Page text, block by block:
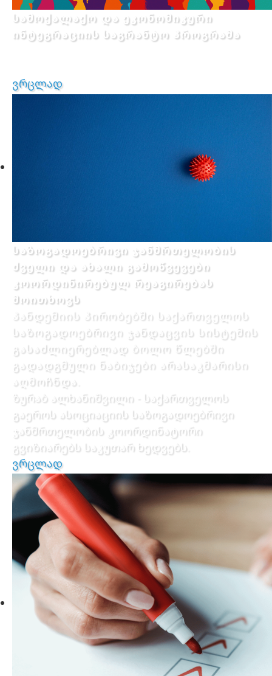
სამოქალაქო და ეკონომიკური
ინტეგრაციის საგრანტო პროგრამა
ვრცლად
საზოგადოებრივი ჯანმრთელობის
ძველი და ახალი გამოწვევები
კოორდინირებულ რეაგირებას
მოითხოვს
პანდემიის პირობებში საქართველოს
საზოგადოებრივი ჯანდაცვის სისტემის
გასაძლიერებლად ბოლო წლებში
გადადგმული ნაბიჯები არასაკმარისი
აღმოჩნდა.
ზურაბ ალხანიშვილი - საქართველოს
გაეროს ასოციაციის საზოგადოებრივი
ჯანმრთელობის კოორდინატორი
გვიზიარებს საკუთარ ხედვებს.
ვრცლად